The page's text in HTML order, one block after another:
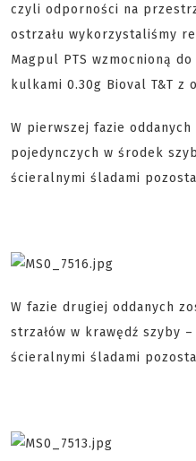
czyli odporności na
ostrzału wykorzystaliśmy
Magpul PTS wzmocnioną
kulkami 0.30g Bioval T&T z
W pierwszej fazie oddanych
pojedynczych w środek
ścieralnymi śladami
W fazie drugiej oddanych
strzałów w krawędź szyby
ścieralnymi śladami